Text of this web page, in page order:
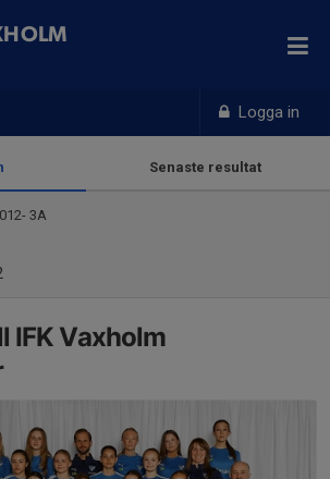
Logga in
Senaste resultat
3A
IFK Vaxholm